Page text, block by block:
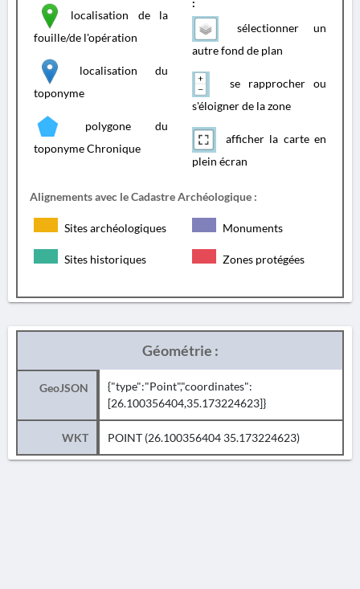
localisation de la
fouille/de l'opération
localisation du
toponyme
polygone du
toponyme Chronique
:
sélectionner un
autre fond de plan
se rapprocher ou
s'éloigner de la zone
afficher la carte en
plein écran
Alignements avec le Cadastre Archéologique :
Sites archéologiques Monuments
Sites historiques Zones protégées
Géométrie :
GeoJSON
{"type":"Point","coordinates":
[26.100356404,35.173224623]}
WKT POINT (26.100356404 35.173224623)